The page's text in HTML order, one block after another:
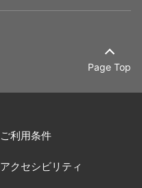
Page Top
ご利用条件
アクセシビリティ